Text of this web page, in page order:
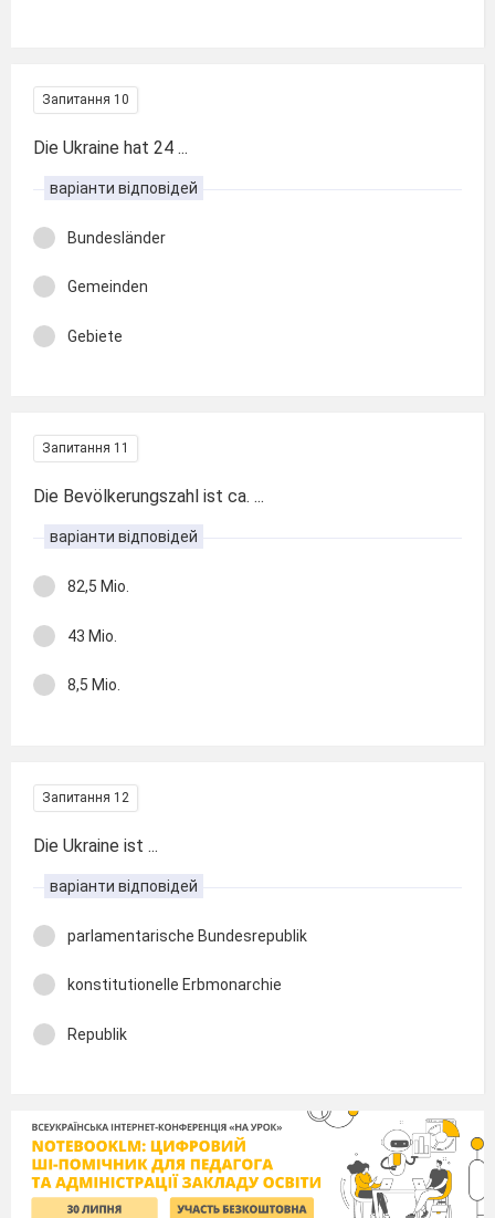
Запитання 10
Die Ukraine hat 24 ...
варіанти відповідей
Bundesländer
Gemeinden
Gebiete
Запитання 11
Die Bevölkerungszahl ist ca. ...
варіанти відповідей
82,5 Mio.
43 Mio.
8,5 Mio.
Запитання 12
Die Ukraine ist ...
варіанти відповідей
parlamentarische Bundesrepublik
konstitutionelle Erbmonarchie
Republik